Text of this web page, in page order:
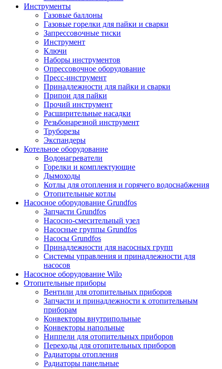
Инструменты
Газовые баллоны
Газовые горелки для пайки и сварки
Запрессовочные тиски
Инструмент
Ключи
Наборы инструментов
Опрессовочное оборудование
Пресс-инструмент
Принадлежности для пайки и сварки
Припои для пайки
Прочий инструмент
Расширительные насадки
Резьбонарезной инструмент
Труборезы
Экспандеры
Котельное оборудование
Водонагреватели
Горелки и комплектующие
Дымоходы
Котлы для отопления и горячего водоснабжения
Отопительные котлы
Насосное оборудование Grundfos
Запчасти Grundfos
Насосно-смесительный узел
Насосные группы Grundfos
Насосы Grundfos
Принадлежности для насосных групп
Системы управления и принадлежности для
насосов
Насосное оборудование Wilo
Отопительные приборы
Вентили для отопительных приборов
Запчасти и принадлежности к отопительным
приборам
Конвекторы внутрипольные
Конвекторы напольные
Ниппели для отопительных приборов
Переходы для отопительных приборов
Радиаторы отопления
Радиаторы панельные